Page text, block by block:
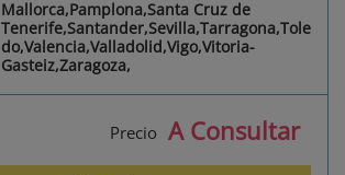
Mallorca,Pamplona,Santa Cruz de
Tenerife,Santander,Sevilla,Tarragona,Tole
do,Valencia,Valladolid,Vigo,Vitoria-
Gasteiz,Zaragoza,
Precio A Consultar